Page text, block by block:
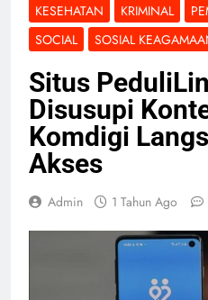
KESEHATAN
KRIMINAL
SOCIAL
SOSIAL
Situs
Disusupi
Komdigi
Akses
Admin 1 Tahun Ago